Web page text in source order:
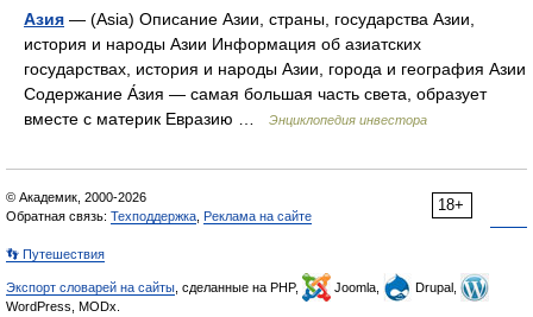
Азия — (Asia) Описание Азии, страны, государства Азии,
история и народы Азии Информация об азиатских
государствах, история и народы Азии, города и география Азии
Содержание А́зия — самая большая часть света, образует
вместе с материк Евразию …
Энциклопедия инвестора
18+
© Академик, 2000-2026
Обратная связь: Техподдержка Реклама на сайте
👣 Путешествия
Экспорт словарей на сайты , сделанные на PHP, Joomla,
Drupal,
WordPress, MODx.